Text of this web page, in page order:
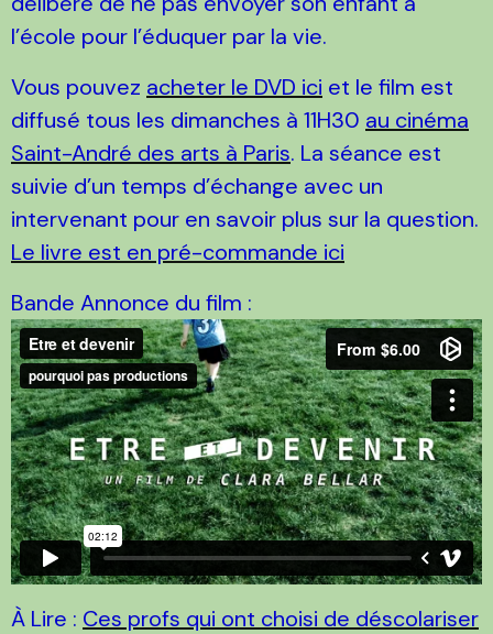
l’école pour l’éduquer par la vie.
Vous pouvez acheter le DVD ici et le film est
diffusé tous les dimanches à 11H30 au cinéma
Saint-André des arts à Paris. La séance est
suivie d’un temps d’échange avec un
intervenant pour en savoir plus sur la question.
Le livre est en pré-commande ici
Bande Annonce du film :
À Lire : Ces profs qui ont choisi de déscolariser